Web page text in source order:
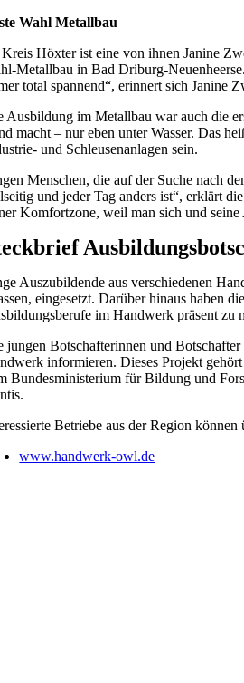
Wahl Metallbau
Höxter ist eine von ihnen Janine
Metallbau in Bad Driburg-
total spannend“, erinnert sich Janine
Ausbildung im Metallbau war auch die
macht – nur eben unter Wasser. Das
und Schleusenanlagen sein.
Menschen, die auf der Suche nach
und jeder Tag anders ist“, erklärt
Komfortzone, weil man sich und seine
Auszubildende aus verschiedenen
eingesetzt. Darüber hinaus haben
im Handwerk präsent zu
jungen Botschafterinnen und
informieren. Dieses Projekt
Bundesministerium für Bildung und
Betriebe aus der Region
www.handwerk-owl.de